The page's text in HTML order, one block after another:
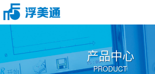
产品中心
PRODUCT